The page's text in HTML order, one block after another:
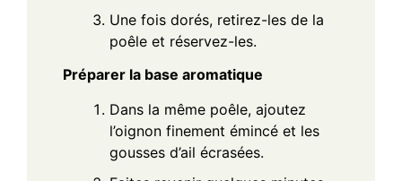
Une fois dorés, retirez-les de la
poêle et réservez-les.
Préparer la base aromatique
Dans la même poêle, ajoutez
l’oignon finement émincé et les
gousses d’ail écrasées.